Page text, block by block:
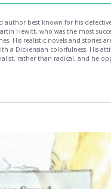
author best known for his
Hewitt, who was the most
His realistic novels and stories
a Dickensian colorfulness. His
rather than radical, and he
1890s.